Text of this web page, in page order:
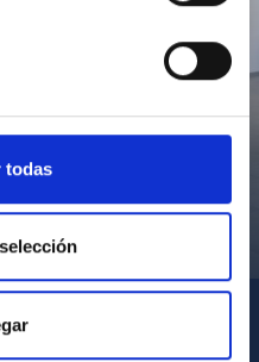
todas
al IACTEC